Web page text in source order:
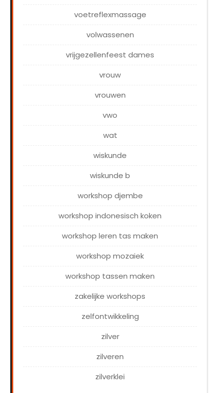
voetreflexmassage
volwassenen
vrijgezellenfeest dames
vrouw
vrouwen
vwo
wat
wiskunde
wiskunde b
workshop djembe
workshop indonesisch koken
workshop leren tas maken
workshop mozaiek
workshop tassen maken
zakelijke workshops
zelfontwikkeling
zilver
zilveren
zilverklei